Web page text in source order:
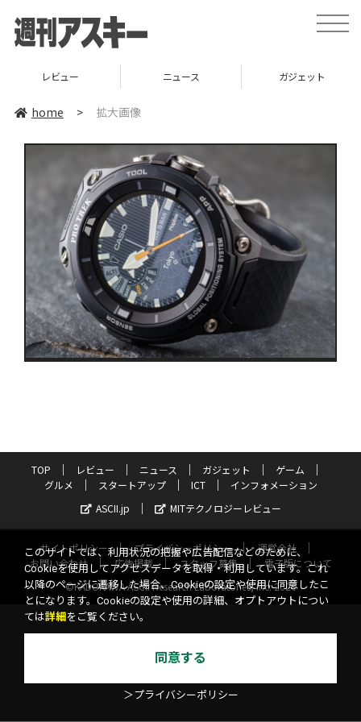
toggle
レビュー ニュース ガジェット
home > 拡大画像
TOP レビュー ニュース ガジェット
ゲーム
グルメ
スタートアップ ICT
インフォメーション
ASCII.jp
MITテクノロジーレビュー
サイトポリシー プライバシーポリシー
運営会社
お問い合わせ
広告掲載 スタッフ募集
電子版について
©KADOKAWA ASCII Research Laboratories, Inc. 2026
このサイトでは、利用状況の把握や広告配信などのために、
Cookieを使用してアクセスデータを取得・利用しています。これ
以降のページに遷移した場合、Cookieの設定や使用に同意したこ
とになります。Cookieの設定や使用の詳細、オプトアウトについ
ては詳細 をご覧ください。
同意する
＞プライバシーポリシー